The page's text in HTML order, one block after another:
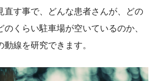
直す事で、どんな患者さんが、どの
のくらい駐車場が空いているのか、
線を研究できます。